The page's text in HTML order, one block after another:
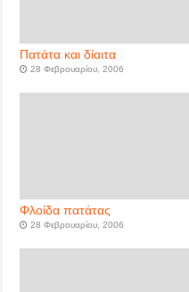
Πατάτα και δίαιτα
28 Φεβρουαρίου, 2006
Φλοίδα πατάτας
28 Φεβρουαρίου, 2006